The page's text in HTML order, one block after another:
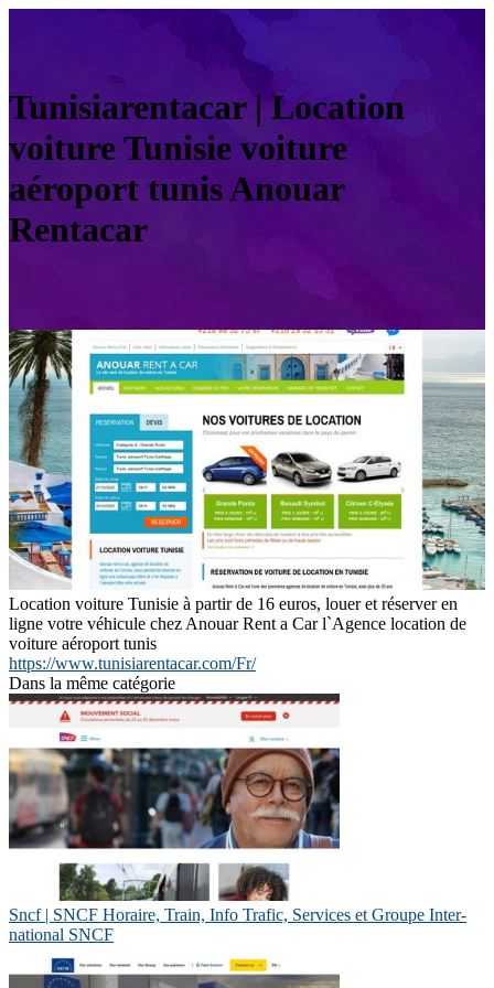
Tunisiaren­ta­car | Location
voiture Tunisie voiture
aéroport tunis Anouar
Rentacar
Location voiture Tunisie à partir de 16 euros, louer et réserver en
ligne votre véhicule chez Anouar Rent a Car l`Agence location de
voiture aéroport tunis
https://www.tunisiarentacar.com/Fr/
Dans la même catégorie
Sncf | SNCF Horaire, Train, Info Trafic, Services et Groupe In­ter­
natio­nal SNCF